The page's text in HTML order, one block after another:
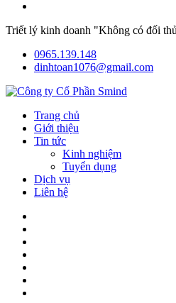
Triết lý kinh doanh "Không có đối
0965.139.148
dinhtoan1076@gmail.com
Trang chủ
Giới thiệu
Tin tức
Kinh nghiệm
Tuyển dụng
Dịch vụ
Liên hệ